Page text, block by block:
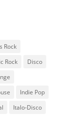
Rock
Rock
Disco
Indie Pop
Italo-Disco